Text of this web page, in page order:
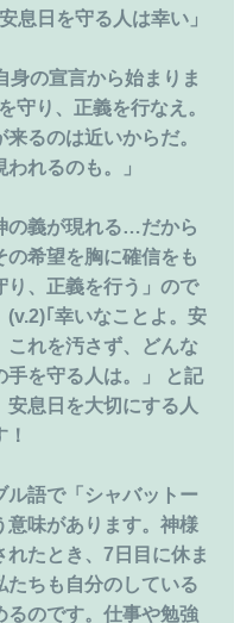
息日を守る人は幸い」
の宣言から始まりま
守り、正義を行なえ。
るのは近いからだ。
れるのも。」
義が現れる…だから
の希望を胸に確信をも
り、正義を行う」ので
(v.2)｢幸いなことよ。安
これを汚さず、どんな
手を守る人は。」 と記
安息日を大切にする人
語で「シャバットー
意味があります。神様
れたとき、7日目に休ま
たちも自分のしている
るのです。仕事や勉強